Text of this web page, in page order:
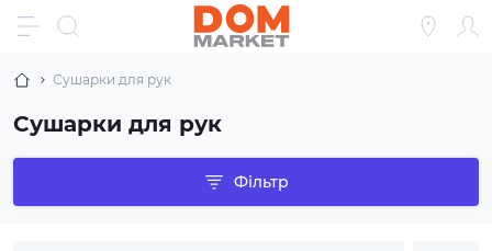
Сушарки для рук
Сушарки для рук
Фільтр